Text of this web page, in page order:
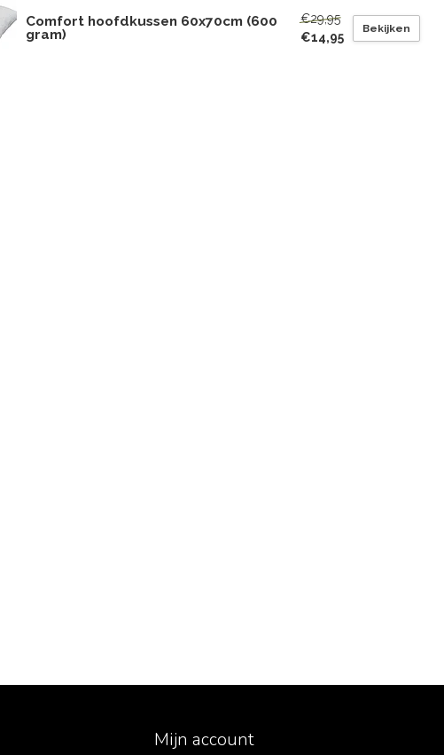
Comfort hoofdkussen 60x70cm (600
gram)
€29,95
€14,95
Bekijken
Mijn account